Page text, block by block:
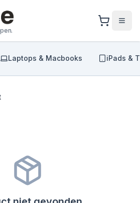
Laptops & Macbooks iPads &